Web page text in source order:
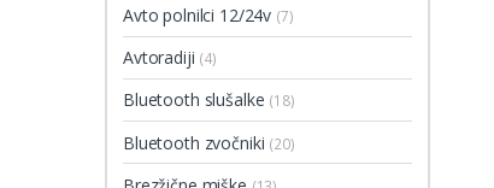
Avto polnilci 12/24v (7)
Avtoradiji (4)
Bluetooth slušalke (18)
Bluetooth zvočniki (20)